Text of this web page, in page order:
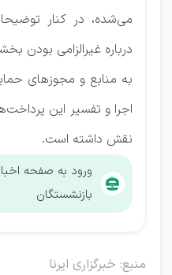
می‌شده، در کنار
درباره غیرالزامی بودن
به منابع و مجوزهای
اجرا و تفسیر این
نقش داشته است.
ورود به صفحه
بازنشستگان
منبع: خبرگزاری ایرنا